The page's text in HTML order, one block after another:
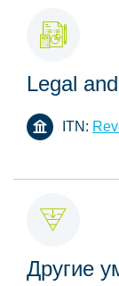
Legal
ITN:
Другие